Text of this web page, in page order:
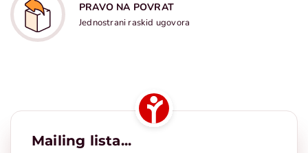
PRAVO NA POVRAT
Jednostrani raskid ugovora
Mailing lista...